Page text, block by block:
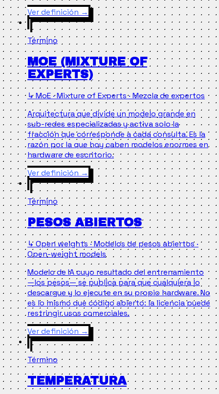
Ver definición →
Término
MOE (MIXTURE OF
EXPERTS)
↳ MoE · Mixture of Experts · Mezcla de expertos
Arquitectura que divide un modelo grande en
sub-redes especializadas y activa solo la
fracción que corresponde a cada consulta. Es la
razón por la que hoy caben modelos enormes en
hardware de escritorio.
Ver definición →
Término
PESOS ABIERTOS
↳ Open weights · Modelos de pesos abiertos ·
Open-weight models
Modelo de IA cuyo resultado del entrenamiento
—los pesos— se publica para que cualquiera lo
descargue y lo ejecute en su propio hardware. No
es lo mismo que código abierto: la licencia puede
restringir usos comerciales.
Ver definición →
Término
TEMPERATURA